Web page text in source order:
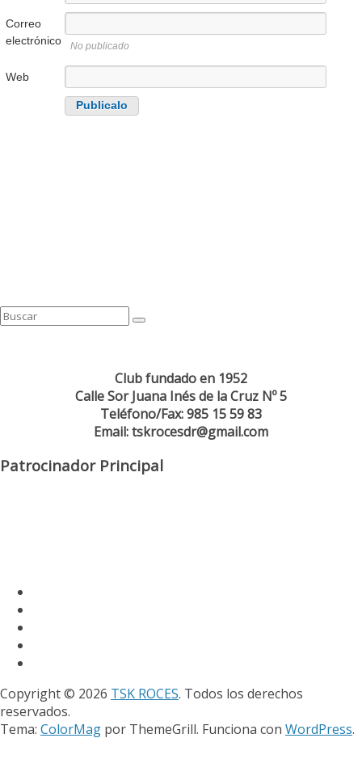
Correo
electrónico
No publicado
Web
Club fundado en 1952
Calle Sor Juana Inés de la Cruz Nº 5
Teléfono/Fax: 985 15 59 83
Email: tskrocesdr@gmail.com
Patrocinador Principal
Copyright © 2026 TSK ROCES. Todos los derechos
reservados.
Tema: ColorMag por ThemeGrill. Funciona con WordPress.